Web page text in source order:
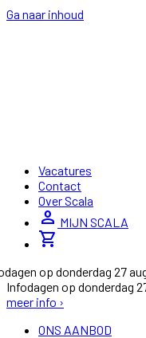
Ga naar inhoud
Vacatures
Contact
Over Scala
person MIJN SCALA
shopping_cart
op donderdag 27
Infodagen op donderdag
meer info ›
ONS AANBOD